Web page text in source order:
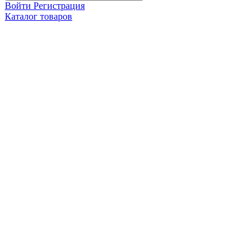
Войти Регистрация
Каталог товаров